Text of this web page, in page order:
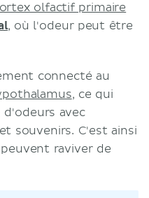
olfactif primaire
, où l'odeur peut être
connecté au
, ce qui
d'odeurs avec
souvenirs. C'est ainsi
raviver de